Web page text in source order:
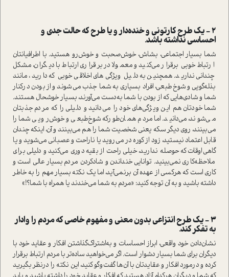
2 - یک طرح کارتونی و خنده‌دار و یا طرح که حالت جدی و
احساسی نداشته باشد.
شما بسیار اجتماعی، بشاش، خوش‌صحبت و خوش‌رو هستید. با اطرافیانتان
ارتباط خوبی برقرار می‌کنید و معمولا در برقراری ارتباط با دیگران، مشکل
چندانی ندارید. همچنین به دلیل ویژگی‌های اخلاقی خوبی که دارید، مانند
بذله‌گویی و شوخ‌طبعی، افراد بسیاری به شما جذب می‌شوند و از بودن درکنار
شما و شادی‌هایی که از بودن با شما به‌دست می‌آورند، بسیار خوشحال هستند.
شما خودتان هم این ویژگی‌های خود را می‌دانید و دلیلی را که مردم جذبتان
می‌شوند، می‌دانید. اما مردم همان‌طور‌که شوخ‌طبعی و خوش‌رویی شما را
می‌بینند، روی دیگر سکه یعنی شخصیت شما را هم می‌بینند و آن، اینکه چندان
قابل اعتماد نیستید، زود از کوره در می‌روید یا ناراحت و عصبانی می‌شوید و یا
گاهی‌اوقات که حوصله ندارید، خیلی راحت از بقیه دوری می‌کنید و دلیلی برای
ملاحظه‌کاری نمی‌بینید. توانایی خنداندن و شادکردن مردم بسیار عالی است و
کاری است که هرکسی از عهده آن برنمی‌آید، اما یک نکته بسیار مهم را به خاطر
داشته باشید و به آن توجه کنید: «مردم به شما می‌خندند یا همراه با شما؟!»
3 - یک طرح انتزاعی بدون معنی و مفهوم خاصی که مردم را وادار
به تفکر کند.
نشان‌دادن خود واقعی، ابراز احساسات و به‌اشتراک‌گذاشتن افکار و عقاید خود با
دیگران برای شما بسیار دشوار است. اگر می‌خواهید ساده‌تر با مردم ارتباط برقرار
کرده و درمورد افکار و عقایدتان با آن‌ها گفت‌وگو کنید، این نکته را درنظر بگیرید